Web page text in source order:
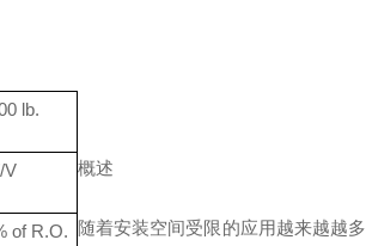
lb.
V
of R.O.
概述
随着安装空间受限的应用越来越越多